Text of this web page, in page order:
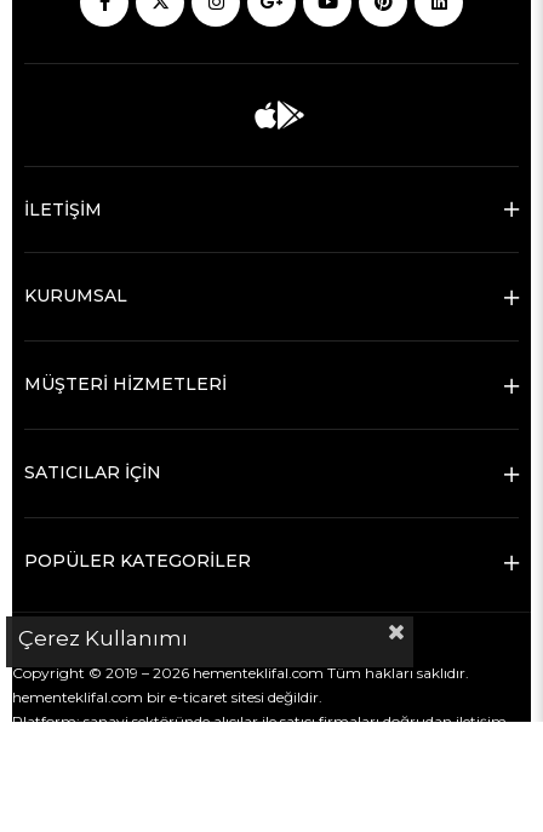
İLETİŞİM
KURUMSAL
MÜŞTERİ HİZMETLERİ
SATICILAR İÇİN
POPÜLER KATEGORİLER
Copyright © 2019 – 2026 hementeklifal.com Tüm hakları saklıdır.
hementeklifal.com bir e-ticaret sitesi değildir.
Platform; sanayi sektöründe alıcılar ile satıcı firmaları doğrudan iletişim
Çerez Kullanımı